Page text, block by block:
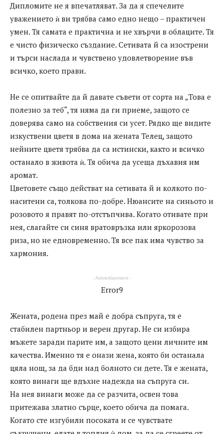
Дипломите не я впечатляват. За да я спечелите
уважението ѝ ви трябва само едно нещо – практичен
умен. Тя самата е практична и не хвърчи в облаците. Тя
е чисто физическо създание. Сетивата й са изострени
и търси наслада и чувствено удовлетворение във
всичко, което прави.
Не се опитвайте да й давате съвети от сорта на „Това е
полезно за теб“, тя няма да ги приеме, защото се
доверява само на собствения си усет. Рядко ще видите
изкуствени цветя в дома на жената Телец, защото
нейните цветя трябва да са истински, както и всичко
останало в живота ѝ. Тя обича да усеща дъхавия им
аромат.
Цветовете също действат на сетивата й и колкото по-
наситени са, толкова по-добре. Нюансите на синьото и
розовото я правят по-отстъпчива. Когато отивате при
нея, слагайте си синя вратовръзка или яркорозова
риза, но не едновременно. Тя все пак има чувство за
хармония.
- Advertisement -
Error9
Жената, родена през май е добра съпруга, тя е
стабилен партньор и верен другар. Не си избира
мъжете заради парите им, а защото цени личните им
качества. Именно тя е онази жена, която би останала
цяла нощ, за да бди над болното си дете. Тя е жената,
която винаги ще вдъхне надежда на съпруга си.
На нея винаги може да се разчита, освен това
притежава златно сърце, което обича да помага.
Когато сте изгубили посоката и се чувствате